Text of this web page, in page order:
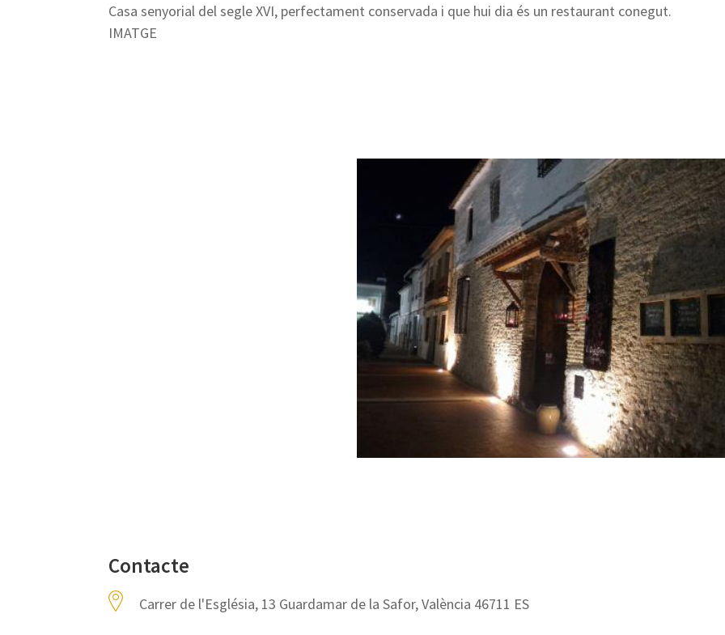
Casa senyorial del segle XVI, perfectament conservada i que hui dia és un restaurant conegut.
IMATGE
Contacte
Carrer de l'Església, 13 Guardamar de la Safor, València 46711 ES